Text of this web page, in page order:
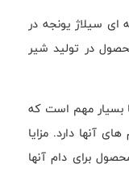
ای سیلاژ یونجه در
در تولید شیر
بسیار مهم است که
آنها دارد. مزایا
برای دام آنها